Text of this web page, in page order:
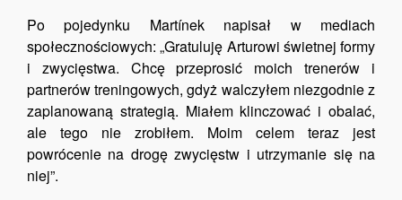
Po pojedynku Martínek napisał w mediach
społecznościowych: „Gratuluję Arturowi świetnej formy
i zwycięstwa. Chcę przeprosić moich trenerów i
partnerów treningowych, gdyż walczyłem niezgodnie z
zaplanowaną strategią. Miałem klinczować i obalać,
ale tego nie zrobiłem. Moim celem teraz jest
powrócenie na drogę zwycięstw i utrzymanie się na
niej”.